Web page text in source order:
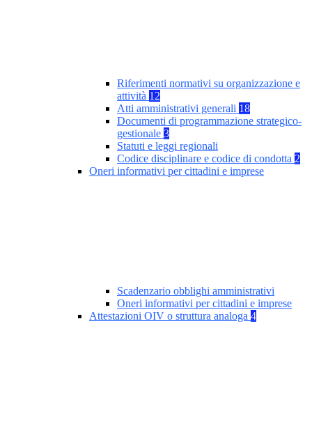
Riferimenti normativi su organizzazione e
attività 12
Atti amministrativi generali 18
Documenti di programmazione strategico-
gestionale 3
Statuti e leggi regionali
Codice disciplinare e codice di condotta 2
Oneri informativi per cittadini e imprese
Scadenzario obblighi amministrativi
Oneri informativi per cittadini e imprese
Attestazioni OIV o struttura analoga 4